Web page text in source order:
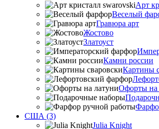
Арт
Веселый
Гравюра арт
Жостово
Златоуст
Камни россии
Картины
Офорты на
США (3)
Julia Knight